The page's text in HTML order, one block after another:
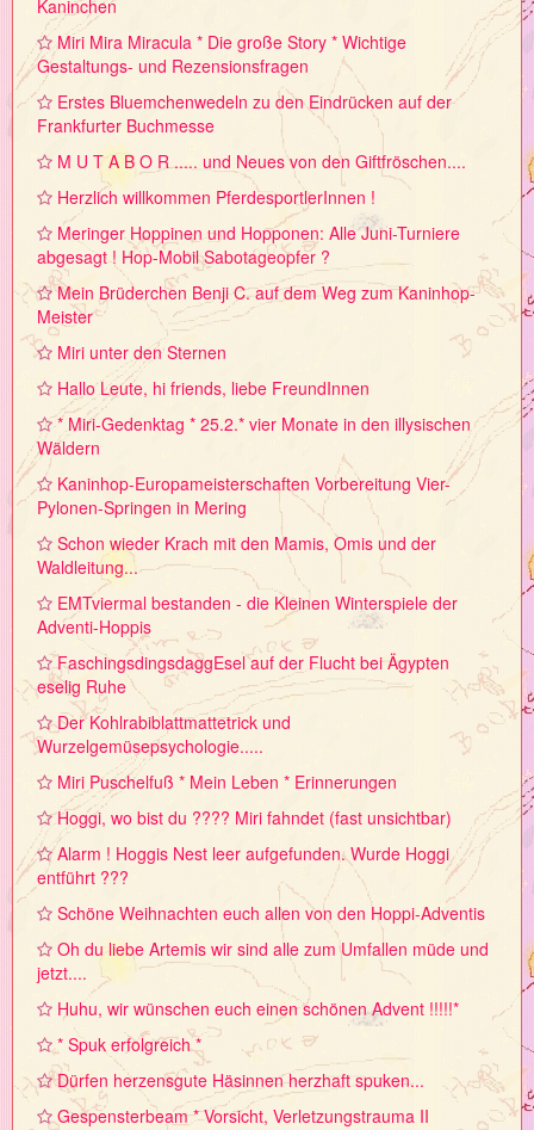
Kaninchen
Miri Mira Miracula * Die große Story * Wichtige
Gestaltungs- und Rezensionsfragen
Erstes Bluemchenwedeln zu den Eindrücken auf der
Frankfurter Buchmesse
M U T A B O R ..... und Neues von den Giftfröschen....
Herzlich willkommen PferdesportlerInnen !
Meringer Hoppinen und Hopponen: Alle Juni-Turniere
abgesagt ! Hop-Mobil Sabotageopfer ?
Mein Brüderchen Benji C. auf dem Weg zum Kaninhop-
Meister
Miri unter den Sternen
Hallo Leute, hi friends, liebe FreundInnen
* Miri-Gedenktag * 25.2.* vier Monate in den illysischen
Wäldern
Kaninhop-Europameisterschaften Vorbereitung Vier-
Pylonen-Springen in Mering
Schon wieder Krach mit den Mamis, Omis und der
Waldleitung...
EMTviermal bestanden - die Kleinen Winterspiele der
Adventi-Hoppis
FaschingsdingsdaggEsel auf der Flucht bei Ägypten
eselig Ruhe
Der Kohlrabiblattmattetrick und
Wurzelgemüsepsychologie.....
Miri Puschelfuß * Mein Leben * Erinnerungen
Hoggi, wo bist du ???? Miri fahndet (fast unsichtbar)
Alarm ! Hoggis Nest leer aufgefunden. Wurde Hoggi
entführt ???
Schöne Weihnachten euch allen von den Hoppi-Adventis
Oh du liebe Artemis wir sind alle zum Umfallen müde und
jetzt....
Huhu, wir wünschen euch einen schönen Advent !!!!!*
* Spuk erfolgreich *
Dürfen herzensgute Häsinnen herzhaft spuken...
Gespensterbeam * Vorsicht, Verletzungstrauma II